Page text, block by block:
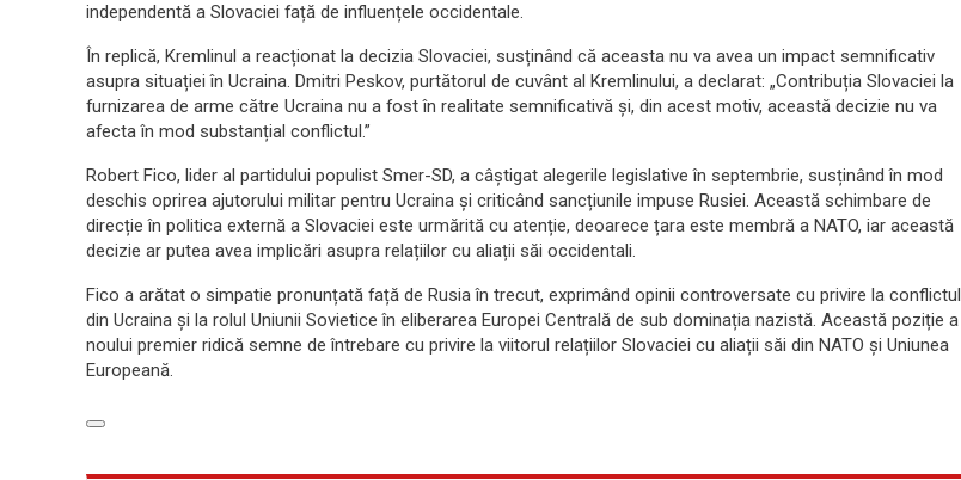
independentă a Slovaciei față de influențele occidentale.
În replică, Kremlinul a reacționat la decizia Slovaciei, susținând că aceasta nu va avea un impact semnificativ
asupra situației în Ucraina. Dmitri Peskov, purtătorul de cuvânt al Kremlinului, a declarat: „Contribuția Slovaciei la
furnizarea de arme către Ucraina nu a fost în realitate semnificativă și, din acest motiv, această decizie nu va
afecta în mod substanțial conflictul.”
Robert Fico, lider al partidului populist Smer-SD, a câștigat alegerile legislative în septembrie, susținând în mod
deschis oprirea ajutorului militar pentru Ucraina și criticând sancțiunile impuse Rusiei. Această schimbare de
direcție în politica externă a Slovaciei este urmărită cu atenție, deoarece țara este membră a NATO, iar această
decizie ar putea avea implicări asupra relațiilor cu aliații săi occidentali.
Fico a arătat o simpatie pronunțată față de Rusia în trecut, exprimând opinii controversate cu privire la conflictul
din Ucraina și la rolul Uniunii Sovietice în eliberarea Europei Centrală de sub dominația nazistă. Această poziție a
noului premier ridică semne de întrebare cu privire la viitorul relațiilor Slovaciei cu aliații săi din NATO și Uniunea
Europeană.